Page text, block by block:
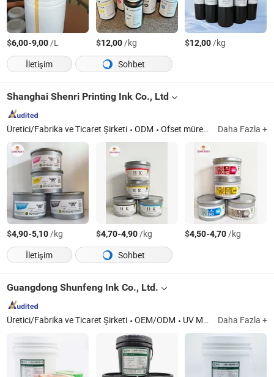
$6,00-9,00/L $12,00/kg $12,00/kg
İletişim
Sohbet
Shanghai Shenri Printing Ink Co., Ltd
Üretici/Fabrika ve Ticaret Şirketi ODM Ofset mürekkep Daha Fazla +
$4,90-5,10/kg $4,70-4,90/kg $4,50-4,70/kg
İletişim
Sohbet
Guangdong Shunfeng Ink Co., Ltd.
Üretici/Fabrika ve Ticaret Şirketi OEM/ODM UV Mürekkep, UV Vernik, Su Bazlı Mürekkep, Su Bazlı Vernik Daha Fazla +